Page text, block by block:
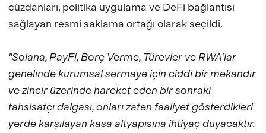
cüzdanları, politika uygulama ve DeFi bağlantısı
sağlayan resmi saklama ortağı olarak seçildi.
"Solana, PayFi, Borç Verme, Türevler ve RWA'lar
genelinde kurumsal sermaye için ciddi bir mekandır
ve zincir üzerinde hareket eden bir sonraki
tahsisatçı dalgası, onları zaten faaliyet gösterdikleri
yerde karşılayan kasa altyapısına ihtiyaç duyacaktır.